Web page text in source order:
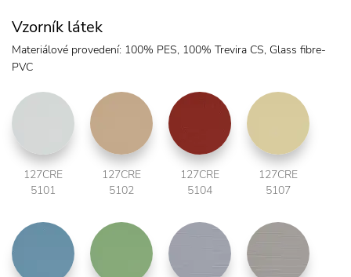
Vzorník látek
Materiálové provedení: 100% PES, 100% Trevira CS, Glass fibre-
PVC
127CRE
5101
127CRE
5102
127CRE
5104
127CRE
5107